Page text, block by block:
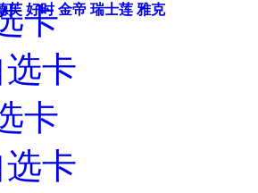
芙 好时 金帝 瑞士莲 雅克
卡
选卡
卡
选卡